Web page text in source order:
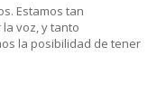
Estamos tan
voz, y tanto
la posibilidad de tener